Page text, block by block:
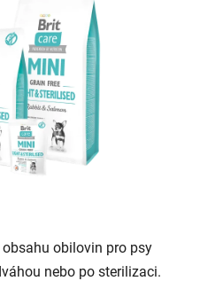
obilovin pro psy
nebo po sterilizaci.